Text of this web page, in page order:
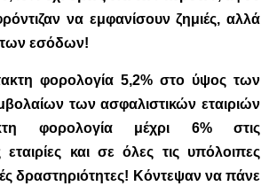
να εμφανίσουν ζημιές, αλλά
εσόδων!
φορολογία 5,2% στο ύψος των
των ασφαλιστικών εταιριών
φορολογία μέχρι 6% στις
εταιρίες και σε όλες τις υπόλοιπες
δραστηριότητες! Κόντεψαν να πάνε